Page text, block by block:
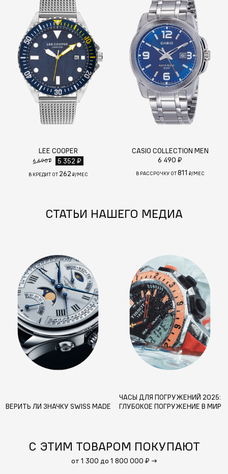
LEE COOPER
6 690 ₽ 5 352 ₽
В КРЕДИТ ОТ 262 ₽/МЕС
CASIO COLLECTION MEN
6 490 ₽
В РАССРОЧКУ ОТ811 ₽/МЕС
СТАТЬИ НАШЕГО МЕДИА
ВЕРИТЬ ЛИ ЗНАЧКУ SWISS MADE
ЧАСЫ ДЛЯ ПОГРУЖЕНИЙ 2025:
ГЛУБОКОЕ ПОГРУЖЕНИЕ В МИР
С ЭТИМ ТОВАРОМ ПОКУПАЮТ
от 1 300 до 1 800 000 ₽ →